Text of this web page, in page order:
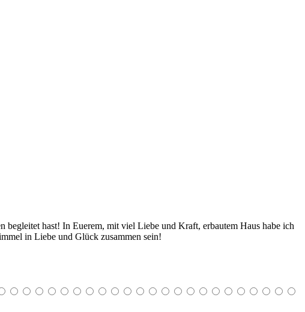
hast! In Euerem, mit viel Liebe und Kraft, erbautem Haus habe ich
in Liebe und Glück zusammen sein!